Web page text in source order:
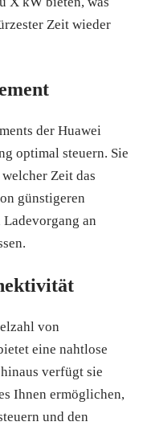
Zeit wieder
der Huawei
optimal steuern. Sie
Zeit das
günstigeren
an
von
eine nahtlose
verfügt sie
Ihnen ermöglichen,
und den